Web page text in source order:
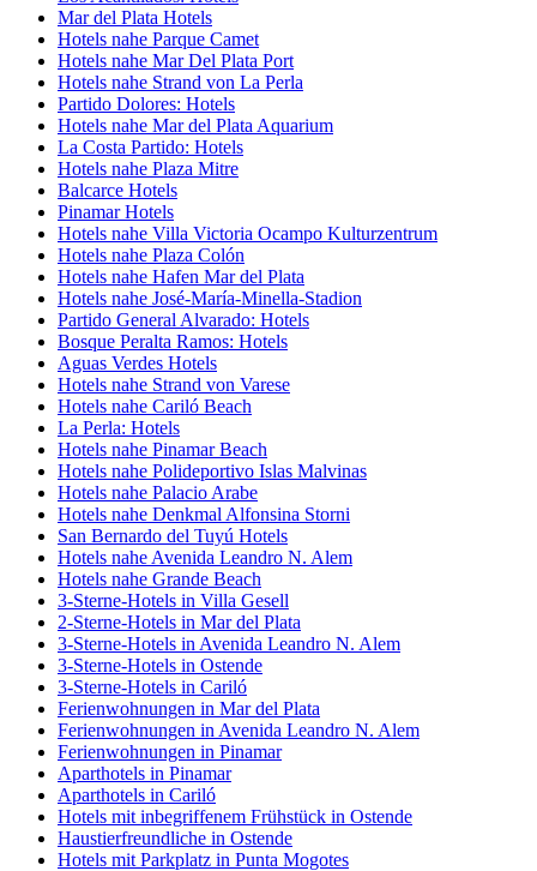
Mar del Plata Hotels
Hotels nahe Parque Camet
Hotels nahe Mar Del Plata Port
Hotels nahe Strand von La Perla
Partido Dolores: Hotels
Hotels nahe Mar del Plata Aquarium
La Costa Partido: Hotels
Hotels nahe Plaza Mitre
Balcarce Hotels
Pinamar Hotels
Hotels nahe Villa Victoria Ocampo Kulturzentrum
Hotels nahe Plaza Colón
Hotels nahe Hafen Mar del Plata
Hotels nahe José-María-Minella-Stadion
Partido General Alvarado: Hotels
Bosque Peralta Ramos: Hotels
Aguas Verdes Hotels
Hotels nahe Strand von Varese
Hotels nahe Cariló Beach
La Perla: Hotels
Hotels nahe Pinamar Beach
Hotels nahe Polideportivo Islas Malvinas
Hotels nahe Palacio Arabe
Hotels nahe Denkmal Alfonsina Storni
San Bernardo del Tuyú Hotels
Hotels nahe Avenida Leandro N. Alem
Hotels nahe Grande Beach
3-Sterne-Hotels in Villa Gesell
2-Sterne-Hotels in Mar del Plata
3-Sterne-Hotels in Avenida Leandro N. Alem
3-Sterne-Hotels in Ostende
3-Sterne-Hotels in Cariló
Ferienwohnungen in Mar del Plata
Ferienwohnungen in Avenida Leandro N. Alem
Ferienwohnungen in Pinamar
Aparthotels in Pinamar
Aparthotels in Cariló
Hotels mit inbegriffenem Frühstück in Ostende
Haustierfreundliche in Ostende
Hotels mit Parkplatz in Punta Mogotes